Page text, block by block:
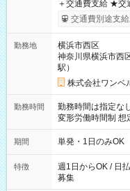
＋交通費支給 ★交通費全額支給！ ┗案件により規定あり ★日払
いOK！（規定あ
ンビニATMから 日払い
交通費別途支給
勤務地
横浜市西区
神奈川県横浜市西
駅）
株式会社ワンベ
勤務時間
勤務時間は指定な
変形労働時間制 想定労働時
～21：00
期間 単発・1日のみOK
特徴
週1日からOK / 日
募集